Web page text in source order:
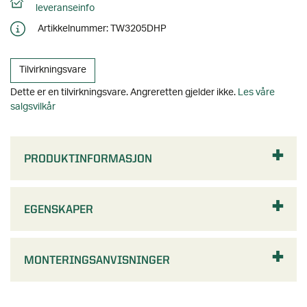
PRODUKTINFORMASJON
EGENSKAPER
MONTERINGSANVISNINGER